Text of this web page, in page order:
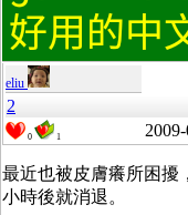
eliu
2
0 1
最近也被皮膚癢所困擾
小時後就消退。